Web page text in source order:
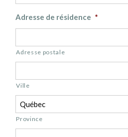
Adresse de résidence *
Adresse postale
Ville
Province